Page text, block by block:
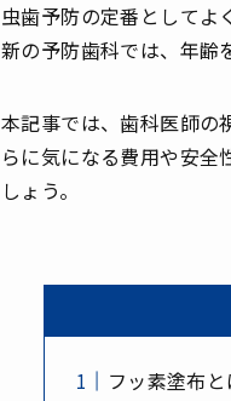
虫歯予防の定番としてよ
新の予防歯科では、年齢
本記事では、歯科医師の
らに気になる費用や安全
しょう。
フッ素塗布